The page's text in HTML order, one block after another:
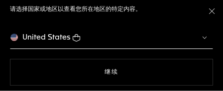
请选择国家或地区以查看您所在地区的特定内容。
United States
继续